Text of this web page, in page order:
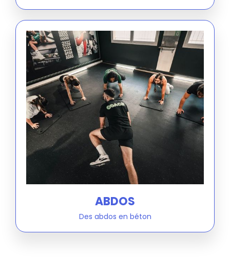
ABDOS
Des abdos en béton